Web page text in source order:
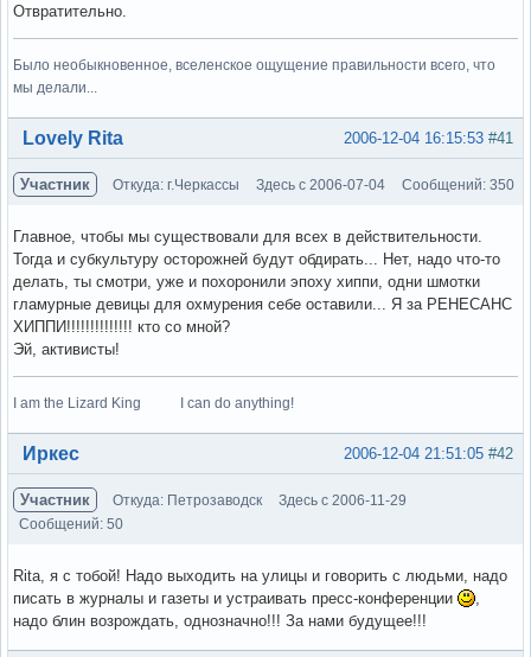
Отвратительно.
Было необыкновенное, вселенское ощущение правильности всего, что
мы делали...
Вне форума #41
2006-12-04 16:15:53
Lovely Rita
Участник Откуда: г.Черкассы Здесь с 2006-07-04 Сообщений: 350
Главное, чтобы мы существовали для всех в действительности.
Тогда и субкультуру осторожней будут обдирать... Нет, надо что-то
делать, ты смотри, уже и похоронили эпоху хиппи, одни шмотки
гламурные девицы для охмурения себе оставили... Я за РЕНЕСАНС
ХИППИ!!!!!!!!!!!!!! кто со мной?
Эй, активисты!
I am the Lizard King I can do anything!
Вне форума #42
2006-12-04 21:51:05
Иркес
Участник Откуда: Петрозаводск
Здесь с 2006-11-29
Сообщений: 50
Rita, я с тобой! Надо выходить на улицы и говорить с людьми, надо
писать в журналы и газеты и устраивать пресс-конференции
надо блин возрождать, однозначно!!! За нами будущее!!!